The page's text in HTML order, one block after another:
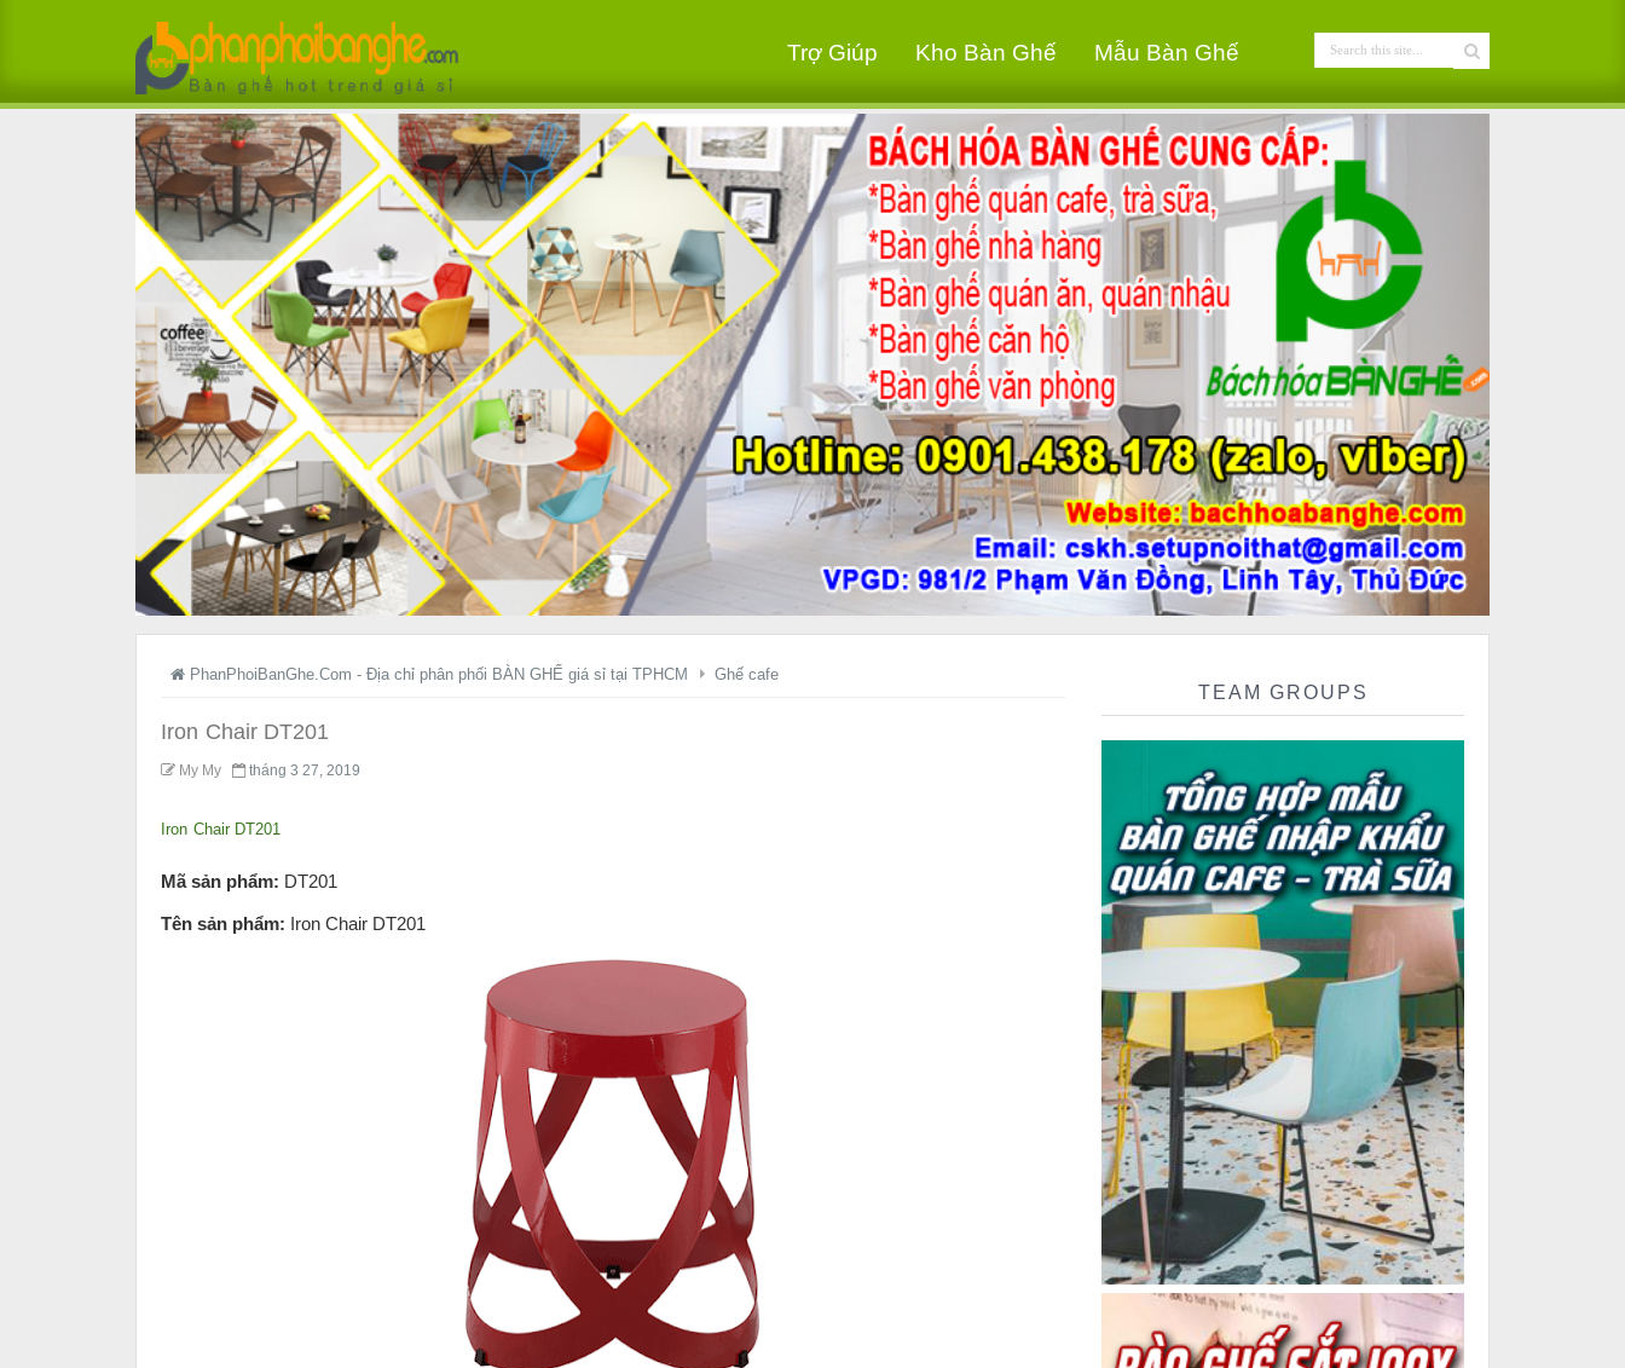
Trợ Giúp Kho Bàn Ghế Mẫu Bàn Ghế
PhanPhoiBanGhe.Com - Địa chỉ phân phối BÀN GHẾ giá sỉ tại TPHCM Ghế cafe
Iron Chair DT201
My My tháng 3 27, 2019
Iron Chair DT201
Mã sản phẩm: DT201
Tên sản phẩm: Iron Chair DT201
TEAM GROUPS